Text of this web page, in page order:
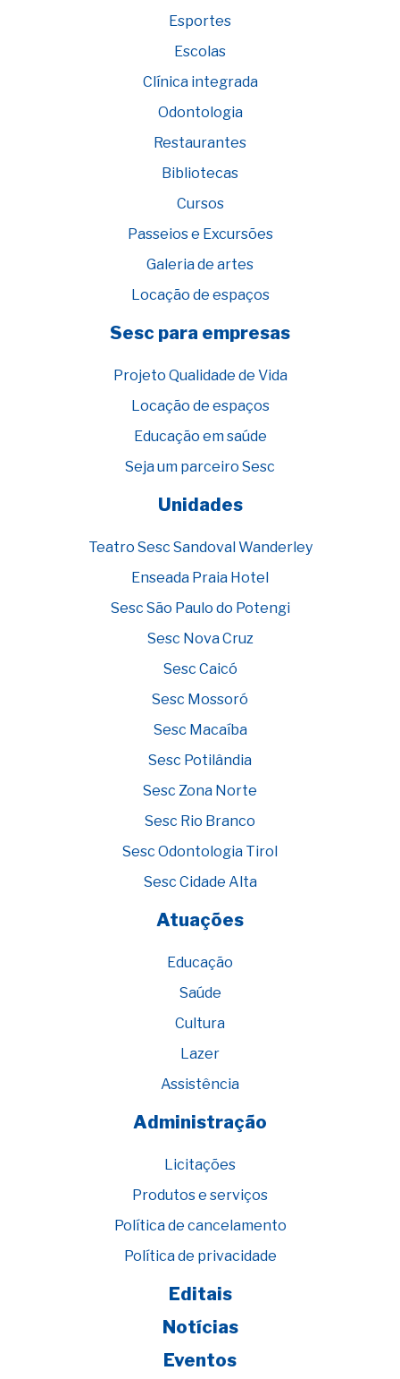
Esportes
Escolas
Clínica integrada
Odontologia
Restaurantes
Bibliotecas
Cursos
Passeios e Excursões
Galeria de artes
Locação de espaços
Sesc para empresas
Projeto Qualidade de Vida
Locação de espaços
Educação em saúde
Seja um parceiro Sesc
Unidades
Teatro Sesc Sandoval Wanderley
Enseada Praia Hotel
Sesc São Paulo do Potengi
Sesc Nova Cruz
Sesc Caicó
Sesc Mossoró
Sesc Macaíba
Sesc Potilândia
Sesc Zona Norte
Sesc Rio Branco
Sesc Odontologia Tirol
Sesc Cidade Alta
Atuações
Educação
Saúde
Cultura
Lazer
Assistência
Administração
Licitações
Produtos e serviços
Política de cancelamento
Política de privacidade
Editais
Notícias
Eventos